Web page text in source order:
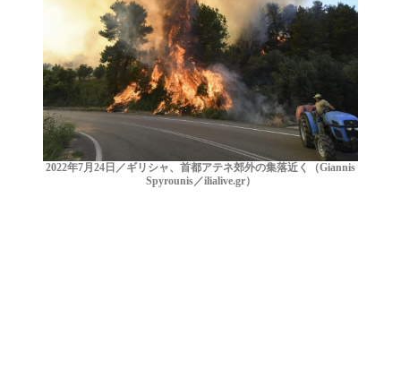
2022年7月24日／ギリシャ、首都アテネ郊外の集落近く（Giannis
Spyrounis／ilialive.gr）